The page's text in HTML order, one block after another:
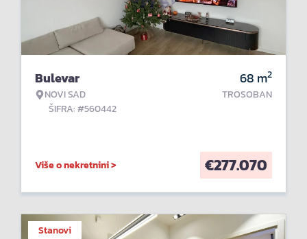
Bulevar
NOVI SAD
ŠIFRA: #560442
68 m2
TROSOBAN
Više o nekretnini > €277.070
Stanovi